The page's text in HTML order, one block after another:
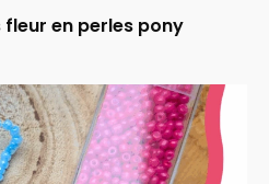
en perles pony